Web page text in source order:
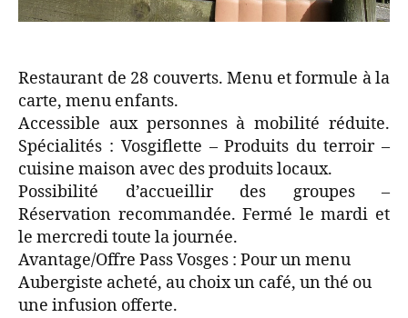
Restaurant de 28 couverts. Menu et formule à la
carte, menu enfants.
Accessible aux personnes à mobilité réduite.
Spécialités : Vosgiflette – Produits du terroir –
cuisine maison avec des produits locaux.
Possibilité d’accueillir des groupes –
Réservation recommandée. Fermé le mardi et
le mercredi toute la journée.
Avantage/Offre Pass Vosges : Pour un menu
Aubergiste acheté, au choix un café, un thé ou
une infusion offerte.